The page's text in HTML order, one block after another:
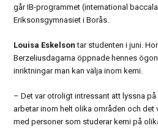
går IB-programmet (international
Eriksonsgymnasiet i Borås.
Louisa Eskelson tar studenten i juni.
Berzeliusdagarna öppnade hennes
inriktningar man kan välja inom kemi.
– Det var otroligt intressant att lyssna
arbetar inom helt olika områden och det
med personer som studerar kemi på